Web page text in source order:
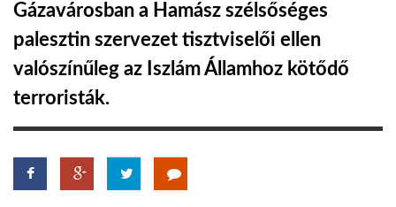
GLOBOZSARU
DOBRAVERO.HU
LATIMO.HU
Gázavárosban a Hamász szélsőséges
palesztin szervezet tisztviselői ellen
valószínűleg az Iszlám Államhoz kötődő
terroristák.